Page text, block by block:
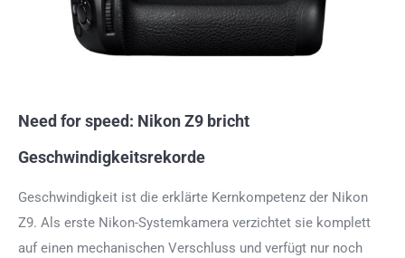
Need for speed: Nikon Z9 bricht
Geschwindigkeitsrekorde
Geschwindigkeit ist die erklärte Kernkompetenz der Nikon
Z9. Als erste Nikon-Systemkamera verzichtet sie komplett
auf einen mechanischen Verschluss und verfügt nur noch